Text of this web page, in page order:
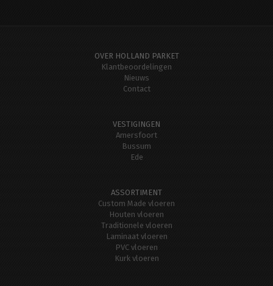
OVER HOLLAND PARKET
Klantbeoordelingen
Nieuws
Contact
VESTIGINGEN
Amersfoort
Bussum
Ede
ASSORTIMENT
Custom Made vloeren
Houten vloeren
Traditionele vloeren
Laminaat vloeren
PVC vloeren
Kurk vloeren